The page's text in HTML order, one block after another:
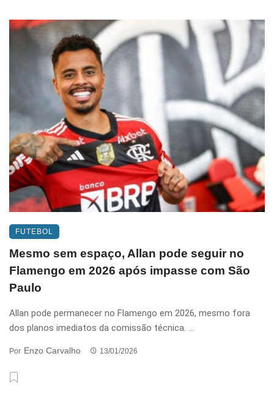
FUTEBOL
Mesmo sem espaço, Allan pode seguir no
Flamengo em 2026 após impasse com São
Paulo
Allan pode permanecer no Flamengo em 2026, mesmo fora
dos planos imediatos da comissão técnica. ...
Por Enzo Carvalho 13/01/2026